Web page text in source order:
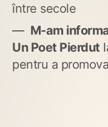
între secole
M-am
Un Poet Pierdut
pentru a